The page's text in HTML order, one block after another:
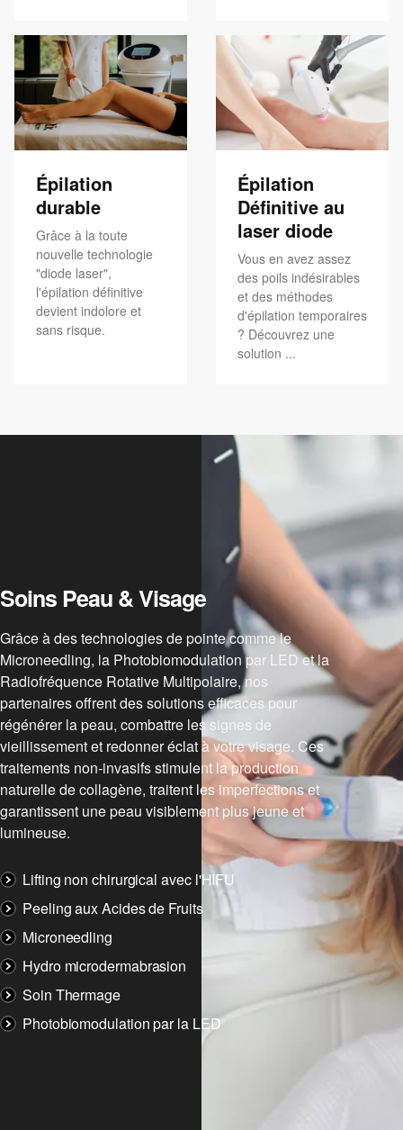
Épilation
durable
Grâce à la toute
nouvelle technologie
"diode laser",
l'épilation définitive
devient indolore et
sans risque.
Épilation
Définitive au
laser diode
Vous en avez assez
des poils indésirables
et des méthodes
d'épilation temporaires
? Découvrez une
solution ...
Soins Peau & Visage
Grâce à des technologies de pointe comme le
Microneedling, la Photobiomodulation par LED et la
Radiofréquence Rotative Multipolaire, nos
partenaires offrent des solutions efficaces pour
régénérer la peau, combattre les signes de
vieillissement et redonner éclat à votre visage. Ces
traitements non-invasifs stimulent la production
naturelle de collagène, traitent les imperfections et
garantissent une peau visiblement plus jeune et
lumineuse.
Lifting non chirurgical avec l'HIFU
Peeling aux Acides de Fruits
Microneedling
Hydro microdermabrasion
Soin Thermage
Photobiomodulation par la LED